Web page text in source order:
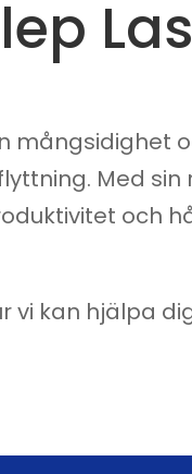
mångsidighet
Med
och
vi kan hjälpa